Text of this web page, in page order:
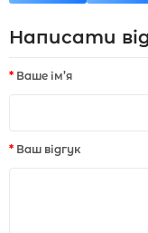
Написати
Ваше ім’я
Ваш відгук